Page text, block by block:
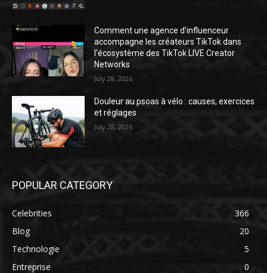
Comment une agence d’influenceur
accompagne les créateurs TikTok dans
l’écosystème des TikTok LIVE Creator
Networks
July 28, 2026
Douleur au psoas à vélo : causes, exercices
et réglages
July 28, 2026
POPULAR CATEGORY
Celebrities
366
Blog
20
Technologie
5
Entreprise
0